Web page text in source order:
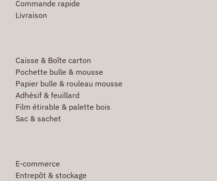
Commande rapide
Livraison
Caisse & Boîte carton
Pochette bulle & mousse
Papier bulle & rouleau mousse
Adhésif & feuillard
Film étirable & palette bois
Sac & sachet
E-commerce
Entrepôt & stockage